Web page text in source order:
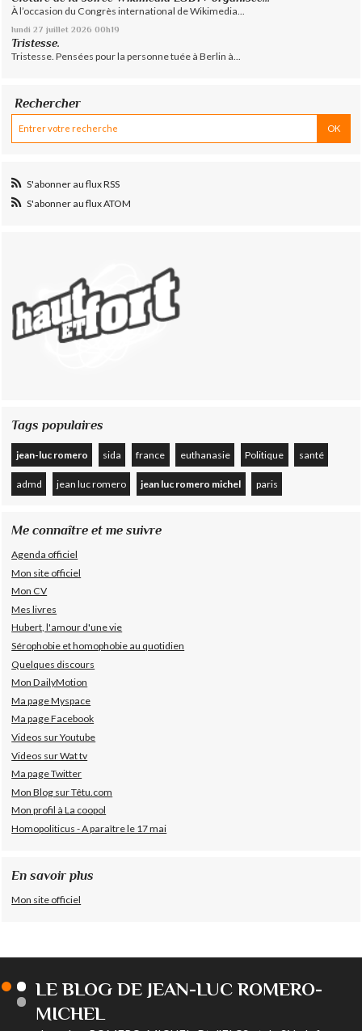
À l’occasion du Congrès international de Wikimedia...
lundi 27 juillet 2026 00h19
Tristesse.
Tristesse. Pensées pour la personne tuée à Berlin à...
Rechercher
S'abonner au flux RSS
S'abonner au flux ATOM
Tags populaires
jean-luc romero sida france euthanasie Politique santé
admd jean luc romero jean luc romero michel paris
Me connaître et me suivre
Agenda officiel
Mon site officiel
Mon CV
Mes livres
Hubert, l'amour d'une vie
Sérophobie et homophobie au quotidien
Quelques discours
Mon DailyMotion
Ma page Myspace
Ma page Facebook
Videos sur Youtube
Videos sur Wat tv
Ma page Twitter
Mon Blog sur Têtu.com
Mon profil à La coopol
Homopoliticus - A paraître le 17 mai
En savoir plus
Mon site officiel
LE BLOG DE JEAN-LUC ROMERO-
MICHEL